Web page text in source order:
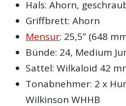
Hals: Ahorn,
Griffbrett: Ahorn
Mensur: 25,5” (648
Bünde: 24, Medium
Sattel: Wilkaloid 42
Tonabnehmer: 2 x
Wilkinson WHHB